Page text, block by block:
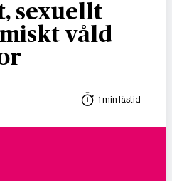
sexuellt
våld
1 min lästid